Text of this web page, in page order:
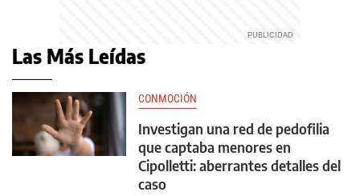
Las Más Leídas
CONMOCIÓN
Investigan una red de pedofilia
que captaba menores en
Cipolletti: aberrantes detalles del
caso